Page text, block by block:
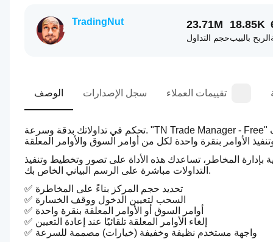
TradingNut 23.71M
حجم التداول
18.85K
الربح بالبيب
الوصف سجل الإصدارات تقييمات العملاء
تحكم في تداولاتك بدقة وسرعة. "TN Trade Manager - Free" يمنحك ميزات تنفيذ التداول اليدوي القوية بما في ذلك خطوط الدخول ووقف
المخاطر، تساعدك هذه الأداة على تصور وتخطيط وتنفيذ
التداولات مباشرة على الرسم البياني الخاص بك.
✅ تحديد حجم المركز بناءً على المخاطرة
✅ السحب لتعيين الدخول ووقف الخسارة
✅ أوامر السوق أو الأوامر المعلقة بنقرة واحدة
✅ إلغاء الأوامر المعلقة تلقائيًا عند إعادة التعيين
✅ واجهة مستخدم نظيفة وخفيفة (خيارات) مصممة للسرعة